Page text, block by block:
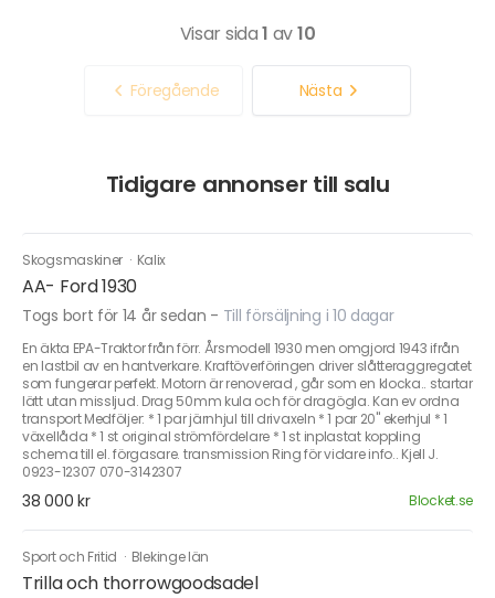
Visar sida1 av10
Föregående Nästa
Tidigare annonser till salu
Skogsmaskiner · Kalix
AA- Ford 1930
Togs bort för 14 år sedan - Till försäljning i 10 dagar
En äkta EPA-Traktor från förr. Årsmodell 1930 men omgjord 1943 ifrån
en lastbil av en hantverkare. Kraftöverföringen driver slåtteraggregatet
som fungerar perfekt. Motorn är renoverad , går som en klocka.. startar
lätt utan missljud. Drag 50mm kula och för dragögla. Kan ev ordna
transport Medföljer: * 1 par järnhjul till drivaxeln * 1 par 20" ekerhjul * 1
växellåda * 1 st original strömfördelare * 1 st inplastat koppling
schema till el. förgasare. transmission Ring för vidare info.. Kjell J.
0923-12307 070-3142307
38 000 kr Blocket.se
Sport och Fritid · Blekinge län
Trilla och thorrowgoodsadel